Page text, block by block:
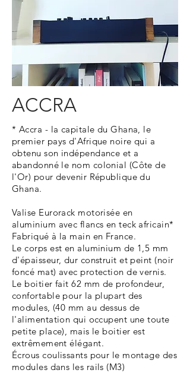
ACCRA
* Accra - la capitale du Ghana, le
premier pays d'Afrique noire qui a
obtenu son indépendance et a
abandonné le nom colonial (Côte de
l'Or) pour devenir République du
Ghana.
Valise Eurorack motorisée en
aluminium avec flancs en teck africain*
Fabriqué à la main en France.
Le corps est en aluminium de 1,5 mm
d'épaisseur, dur construit et peint (noir
foncé mat) avec protection de vernis.
Le boitier fait 62 mm de profondeur,
confortable pour la plupart des
modules, (40 mm au dessus de
l'alimentation qui occupent une toute
petite place), mais le boitier est
extrêmement élégant.
Écrous coulissants pour le montage des
modules dans les rails (M3)